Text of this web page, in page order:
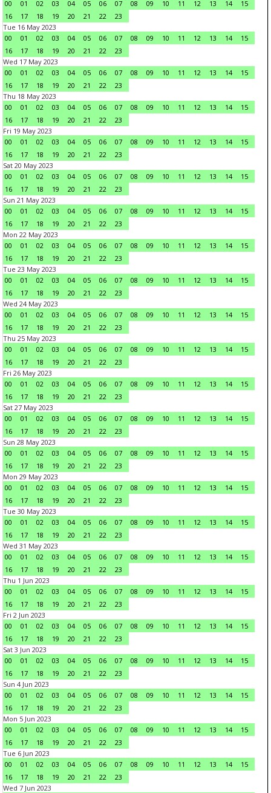
00 01 02 03 04 05 06 07 08 09 10 11 12 13 14
15
16
17 18 19 20 21 22
23
Tue 16 May 2023
00
01 02 03 04 05 06 07 08 09 10 11 12 13 14
15
16
17 18 19 20 21 22
23
Wed 17 May 2023
00
01 02 03 04 05 06 07 08 09 10 11 12 13 14
15
16
17 18 19 20 21 22
23
Thu 18 May 2023
00
01 02 03 04 05 06 07 08 09 10 11 12 13 14
15
16
17 18 19 20 21 22
23
Fri 19 May 2023
00
01 02 03 04 05 06 07 08 09 10 11 12 13 14
15
16
17 18 19 20 21 22
23
Sat 20 May 2023
00
01 02 03 04 05 06 07 08 09 10 11 12 13 14
15
16
17 18 19 20 21 22
23
Sun 21 May 2023
00
01 02 03 04 05 06 07 08 09 10 11 12 13 14
15
16
17 18 19 20 21 22
23
Mon 22 May 2023
00
01 02 03 04 05 06 07 08 09 10 11 12 13 14
15
16
17 18 19 20 21 22
23
Tue 23 May 2023
00
01 02 03 04 05 06 07 08 09 10 11 12 13 14
15
16
17 18 19 20 21 22
23
Wed 24 May 2023
00
01 02 03 04 05 06 07 08 09 10 11 12 13 14
15
16
17 18 19 20 21 22
23
Thu 25 May 2023
00
01 02 03 04 05 06 07 08 09 10 11 12 13 14
15
16
17 18 19 20 21 22
23
Fri 26 May 2023
00
01 02 03 04 05 06 07 08 09 10 11 12 13 14
15
16
17 18 19 20 21 22
23
Sat 27 May 2023
00
01 02 03 04 05 06 07 08 09 10 11 12 13 14
15
16
17 18 19 20 21 22
23
Sun 28 May 2023
00
01 02 03 04 05 06 07 08 09 10 11 12 13 14
15
16
17 18 19 20 21 22
23
Mon 29 May 2023
00
01 02 03 04 05 06 07 08 09 10 11 12 13 14
15
16
17 18 19 20 21 22
23
Tue 30 May 2023
00
01 02 03 04 05 06 07 08 09 10 11 12 13 14
15
16
17 18 19 20 21 22
23
Wed 31 May 2023
00
01 02 03 04 05 06 07 08 09 10 11 12 13 14
15
16
17 18 19 20 21 22
23
Thu 1 Jun 2023
00
01 02 03 04 05 06 07 08 09 10 11 12 13 14
15
16
17 18 19 20 21 22
23
Fri 2 Jun 2023
00
01 02 03 04 05 06 07 08 09 10 11 12 13 14
15
16
17 18 19 20 21 22
23
Sat 3 Jun 2023
00
01 02 03 04 05 06 07 08 09 10 11 12 13 14
15
16
17 18 19 20 21 22
23
Sun 4 Jun 2023
00
01 02 03 04 05 06 07 08 09 10 11 12 13 14
15
16
17 18 19 20 21 22
23
Mon 5 Jun 2023
00
01 02 03 04 05 06 07 08 09 10 11 12 13 14
15
16
17 18 19 20 21 22
23
Tue 6 Jun 2023
00
01 02 03 04 05 06 07 08 09 10 11 12 13 14
15
16
17 18 19 20 21 22
23
Wed 7 Jun 2023